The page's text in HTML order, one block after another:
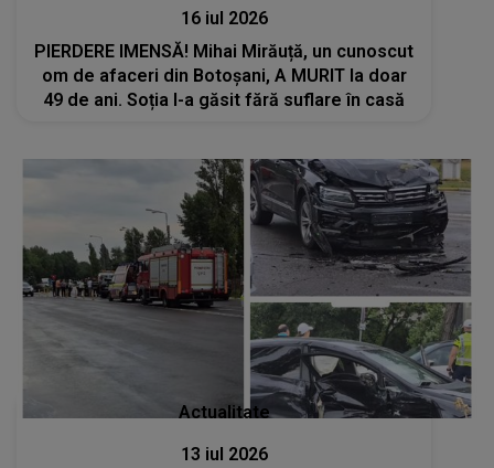
16 iul 2026
PIERDERE IMENSĂ! Mihai Mirăuță, un cunoscut
om de afaceri din Botoșani, A MURIT la doar
49 de ani. Soția l-a găsit fără suflare în casă
Actualitate
13 iul 2026